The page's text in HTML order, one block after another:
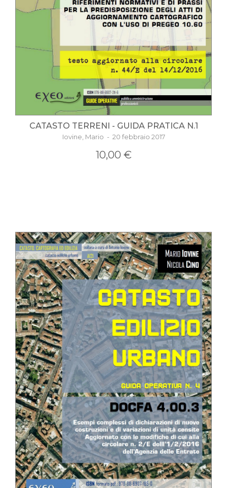
CATASTO TERRENI - GUIDA PRATICA N.1
Iovine, Mario - 20 febbraio 2017
10,00 €